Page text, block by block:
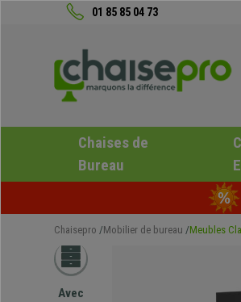
01 85 85 04 73
Chaises de
Bureau
Chaisepro Mobilier de bureau Meubles
Avec